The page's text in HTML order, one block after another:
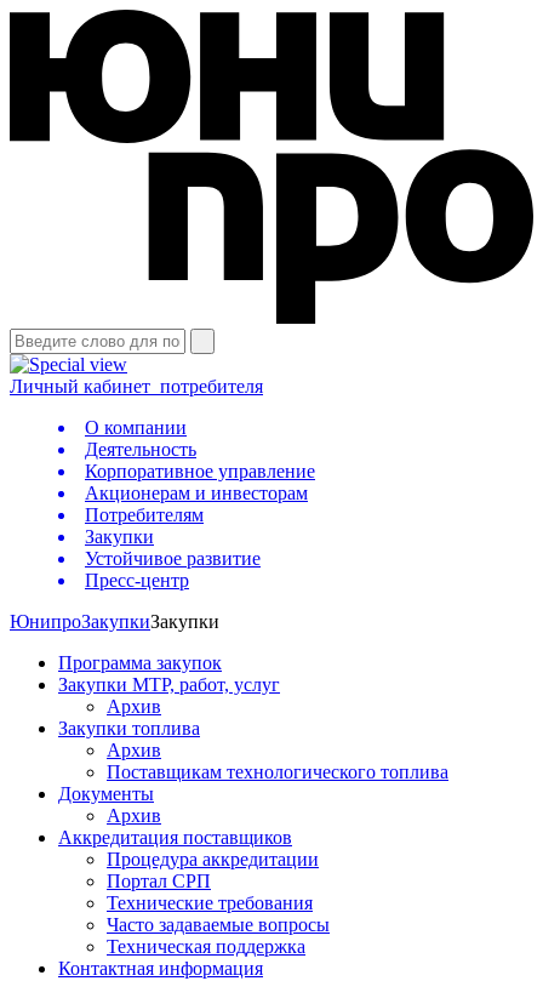
Личный кабинет потребителя
О компании
Деятельность
Корпоративное управление
Акционерам и инвесторам
Потребителям
Закупки
Устойчивое развитие
Пресс-центр
ЮнипроЗакупкиЗакупки
Программа закупок
Закупки МТР, работ, услуг
Архив
Закупки топлива
Архив
Поставщикам технологического топлива
Документы
Архив
Аккредитация поставщиков
Процедура аккредитации
Портал СРП
Технические требования
Часто задаваемые вопросы
Техническая поддержка
Контактная информация